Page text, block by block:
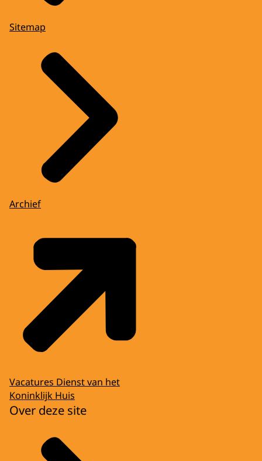
Sitemap
Archief
Vacatures Dienst van het
Koninklijk Huis
Over deze site